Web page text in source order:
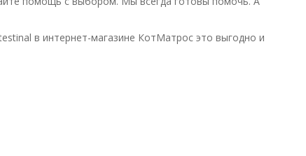
в интернет-магазине КотМатрос это выгодно и